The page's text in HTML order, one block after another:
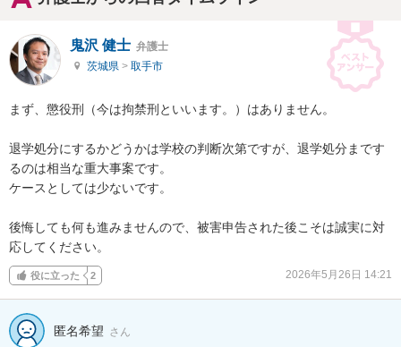
鬼沢 健士 弁護士
茨城県 > 取手市
まず、懲役刑（今は拘禁刑といいます。）はありません。
退学処分にするかどうかは学校の判断次第ですが、退学処分まです
るのは相当な重大事案です。
ケースとしては少ないです。
後悔しても何も進みませんので、被害申告された後こそは誠実に対
応してください。
役に立った 2 2026年5月26日 14:21
匿名希望 さん